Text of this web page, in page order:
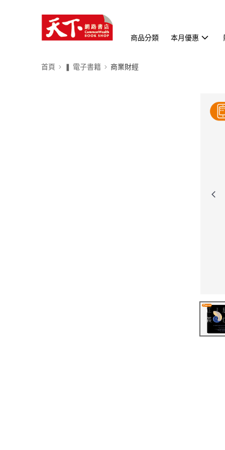
商品分類 本月優惠
首頁 ❚ 電子書籍 商業財經